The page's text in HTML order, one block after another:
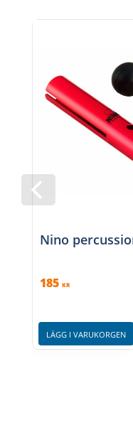
Nino
185 KR
LÄGG I VARUKORGEN